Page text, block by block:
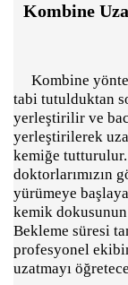
Kombine
Kombine
tabi tutulduktan
yerleştirilir ve
yerleştirilerek
kemiğe
doktorlarımızın
yürümeye
kemik
Bekleme süresi
profesyonel
uzatmayı